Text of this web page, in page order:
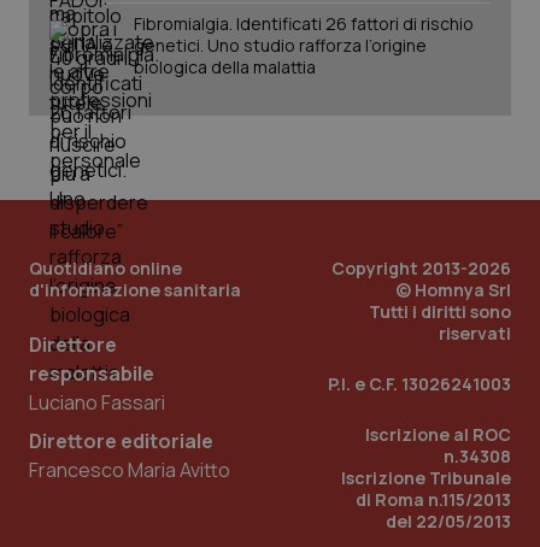
Fibromialgia. Identificati 26 fattori di rischio
genetici. Uno studio rafforza l’origine
biologica della malattia
Quotidiano online
d'informazione sanitaria
Direttore
responsabile
Luciano Fassari
Direttore editoriale
Francesco Maria Avitto
Copyright 2013-2026
© Homnya Srl
Tutti i diritti sono
riservati
P.I. e C.F. 13026241003
Iscrizione al ROC
n.34308
Iscrizione Tribunale
di Roma n.115/2013
del 22/05/2013
PHPSESSID